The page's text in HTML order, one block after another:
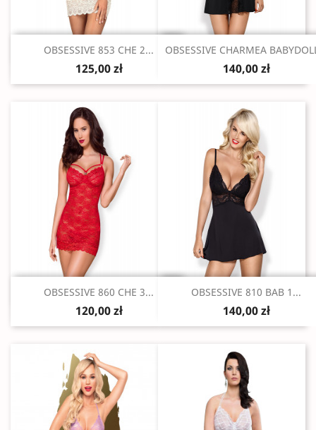
Szybki podgląd
OBSESSIVE 853 CHE 2...
125,00 zł
Szybki podgląd
OBSESSIVE CHARMEA
140,00 zł
Szybki podgląd
OBSESSIVE 860 CHE 3...
120,00 zł
Szybki podgląd
OBSESSIVE 810 BAB 1...
140,00 zł